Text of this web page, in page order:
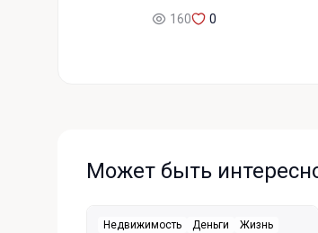
160 0
Может быть
Недвижимость Деньги Жизнь